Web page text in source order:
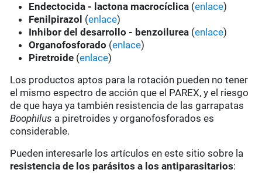
Endectocida - lactona macrocíclica (enlace)
Fenilpirazol (enlace)
Inhibor del desarrollo - benzoilurea (enlace)
Organofosforado (enlace)
Piretroide (enlace)
Los productos aptos para la rotación pueden no tener
el mismo espectro de acción que el PAREX, y el riesgo
de que haya ya también resistencia de las garrapatas
Boophilus a piretroides y organofosforados es
considerable.
Pueden interesarle los artículos en este sitio sobre la
resistencia de los parásitos a los antiparasitarios: